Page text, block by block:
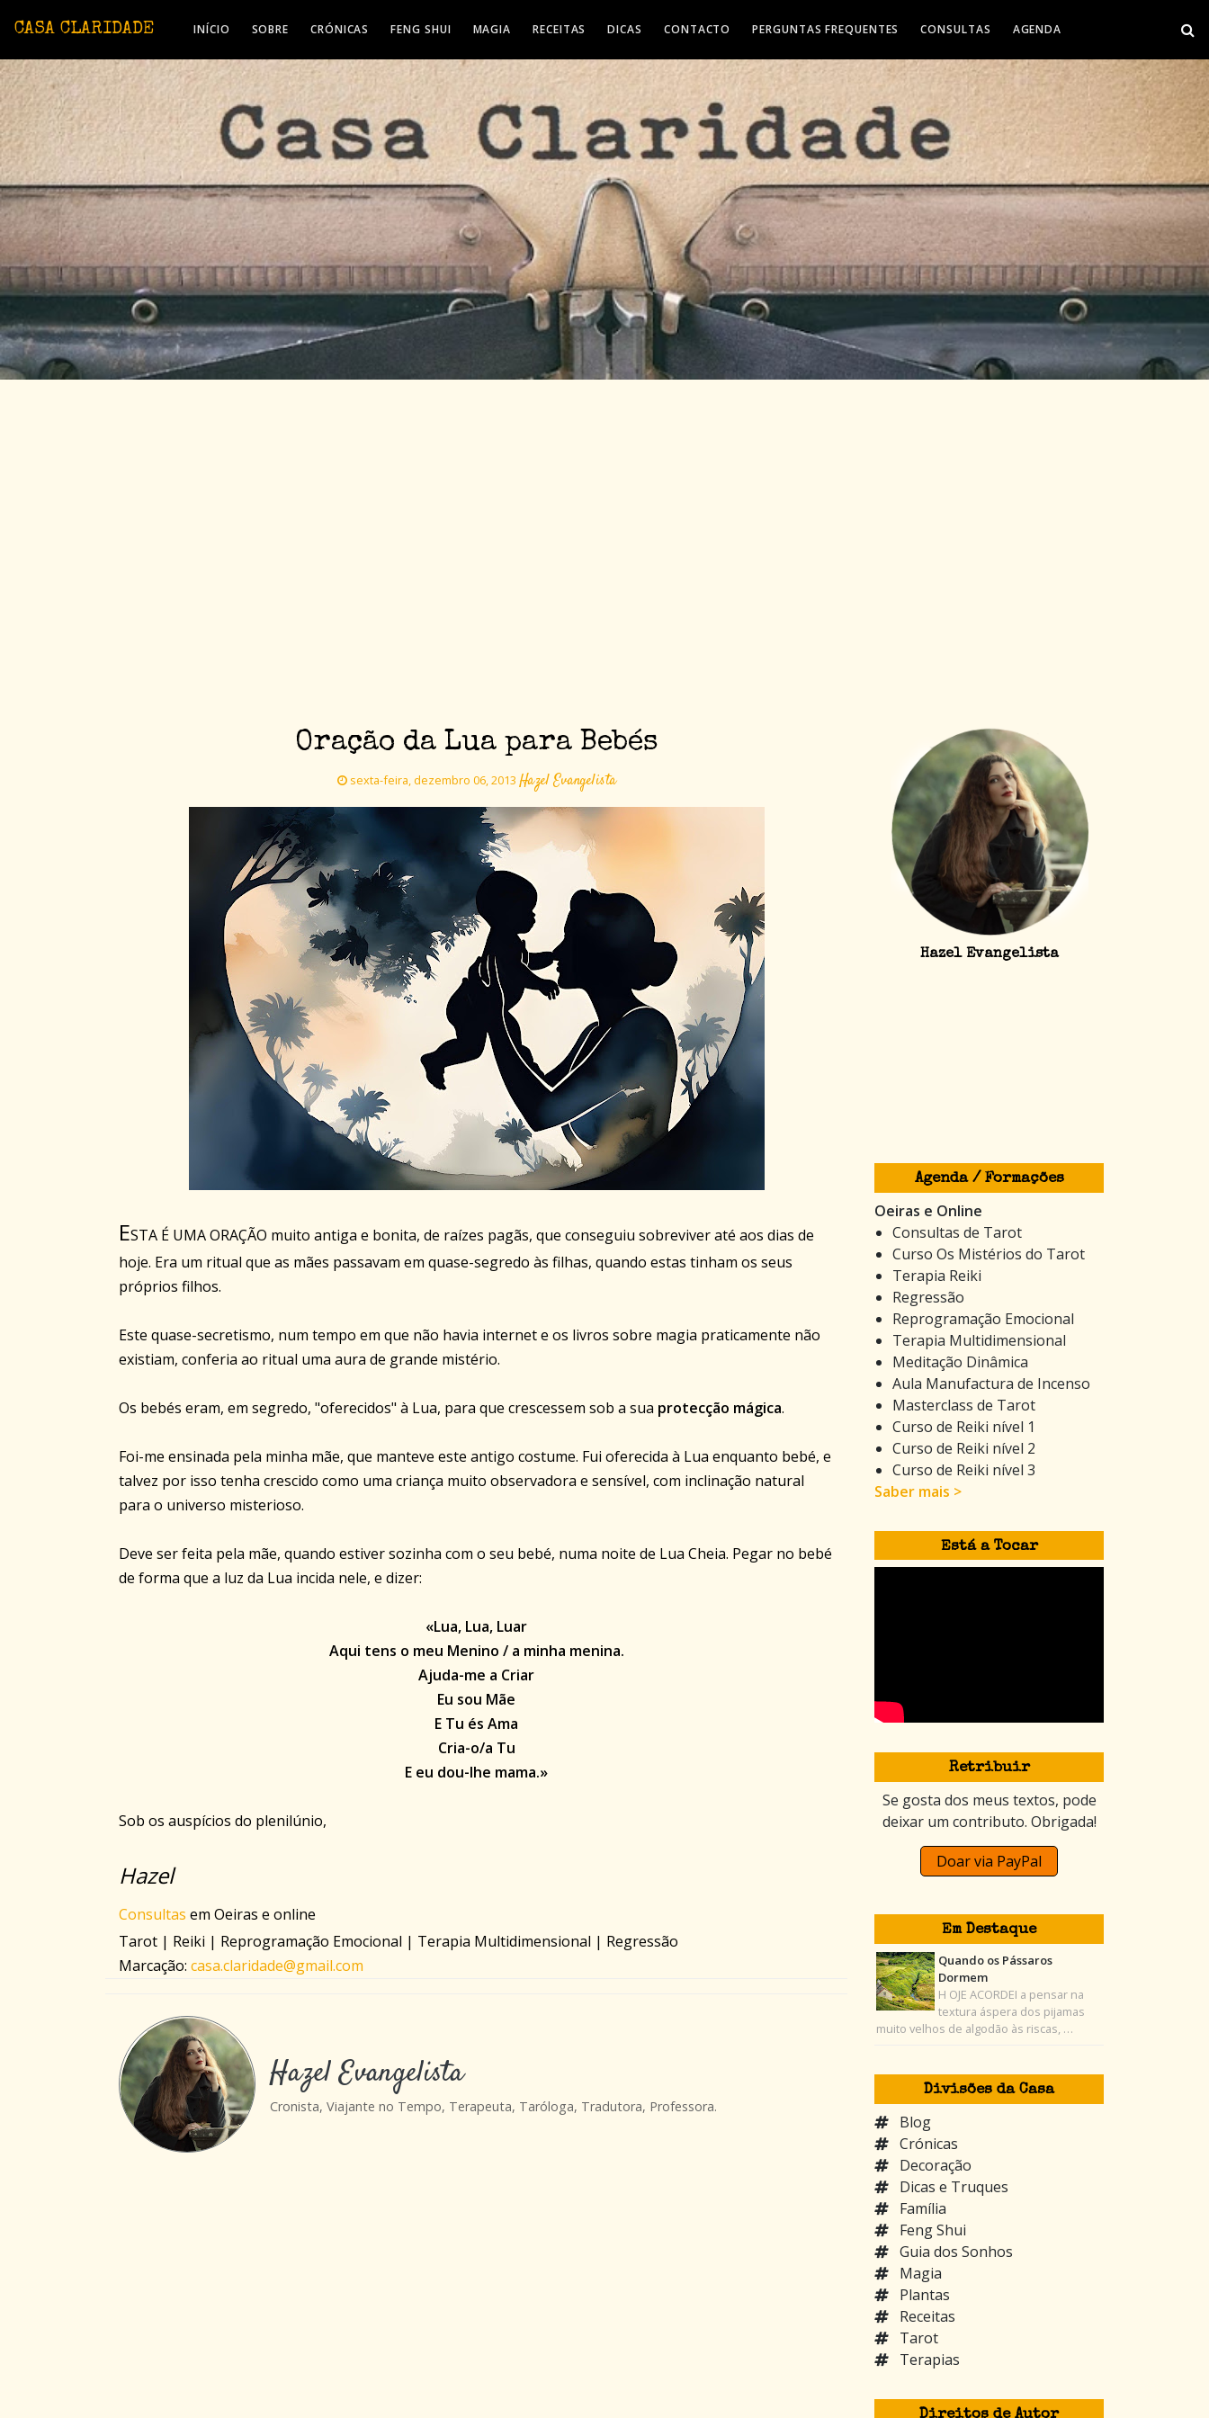
CASA CLARIDADE INÍCIO SOBRE CRÓNICAS FENG SHUI MAGIA RECEITAS DICAS CONTACTO PERGUNTAS FREQUENTES CONSULTAS AGENDA
Oração da Lua para Bebés
sexta-feira, dezembro 06, 2013 Hazel Evangelista
ESTA É UMA ORAÇÃO muito antiga e bonita, de raízes pagãs, que conseguiu sobreviver até aos dias de
hoje. Era um ritual que as mães passavam em quase-segredo às filhas, quando estas tinham os seus
próprios filhos.
Este quase-secretismo, num tempo em que não havia internet e os livros sobre magia praticamente não
existiam, conferia ao ritual uma aura de grande mistério.
Os bebés eram, em segredo, "oferecidos" à Lua, para que crescessem sob a sua protecção mágica.
Foi-me ensinada pela minha mãe, que manteve este antigo costume. Fui oferecida à Lua enquanto bebé, e
talvez por isso tenha crescido como uma criança muito observadora e sensível, com inclinação natural
para o universo misterioso.
Deve ser feita pela mãe, quando estiver sozinha com o seu bebé, numa noite de Lua Cheia. Pegar no bebé
de forma que a luz da Lua incida nele, e dizer:
«Lua, Lua, Luar
Aqui tens o meu Menino / a minha menina.
Ajuda-me a Criar
Eu sou Mãe
E Tu és Ama
Cria-o/a Tu
E eu dou-lhe mama.»
Sob os auspícios do plenilúnio,
Hazel
Consultas em Oeiras e online
Tarot | Reiki | Reprogramação Emocional | Terapia Multidimensional | Regressão
Marcação: casa.claridade@gmail.com
Hazel Evangelista
Cronista, Viajante no Tempo, Terapeuta, Taróloga, Tradutora, Professora.
Hazel Evangelista
Agenda / Formações
Oeiras e Online
Consultas de Tarot
Curso Os Mistérios do Tarot
Terapia Reiki
Regressão
Reprogramação Emocional
Terapia Multidimensional
Meditação Dinâmica
Aula Manufactura de Incenso
Masterclass de Tarot
Curso de Reiki nível 1
Curso de Reiki nível 2
Curso de Reiki nível 3
Saber mais >
Está a Tocar
Retribuir
Se gosta dos meus textos, pode
deixar um contributo. Obrigada!
Doar via PayPal
Em Destaque
Quando os Pássaros
Dormem
H OJE ACORDEI a pensar na
textura áspera dos pijamas
muito velhos de algodão às riscas, …
Divisões da Casa
Blog
Crónicas
Decoração
Dicas e Truques
Família
Feng Shui
Guia dos Sonhos
Magia
Plantas
Receitas
Tarot
Terapias
Direitos de Autor